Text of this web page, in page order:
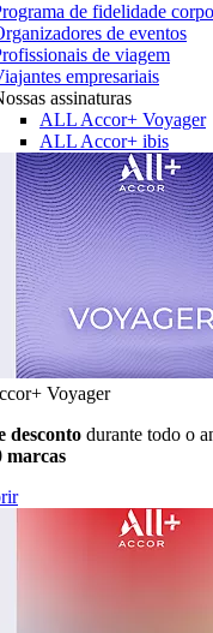
de fidelidade
de eventos
de viagem
empresariais
assinaturas
ALL Accor+ Voyager
ALL Accor+ ibis
Voyager
desconto durante todo o
marcas